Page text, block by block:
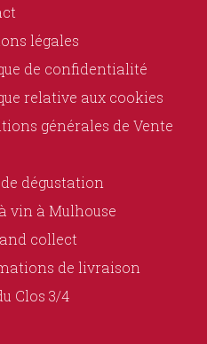
légales
de confidentialité
relative aux cookies
générales de Vente
dégustation
vin à Mulhouse
collect
de livraison
Clos 3/4